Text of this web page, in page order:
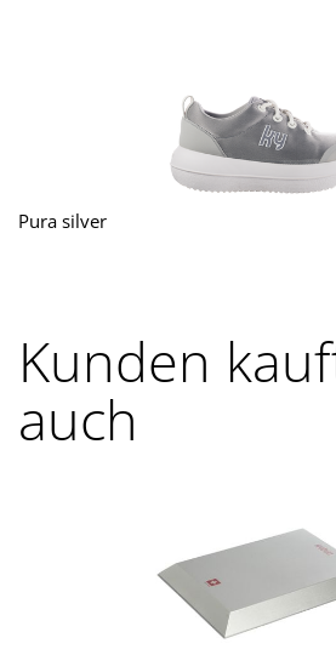
Pura silver
Kunden
auch